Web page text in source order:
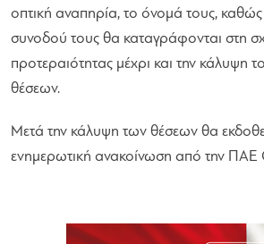
οπτική αναπηρία, το όνομά τους, καθώς
συνοδού τους θα καταγράφονται στη
προτεραιότητας μέχρι και την κάλυψη
θέσεων.
Μετά την κάλυψη των θέσεων θα
ενημερωτική ανακοίνωση από την ΠΑΕ